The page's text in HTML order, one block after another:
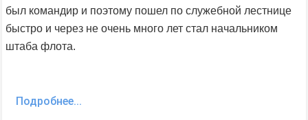
был командир и поэтому пошел по служебной лестнице
быстро и через не очень много лет стал начальником
штаба флота.
Подробнее...